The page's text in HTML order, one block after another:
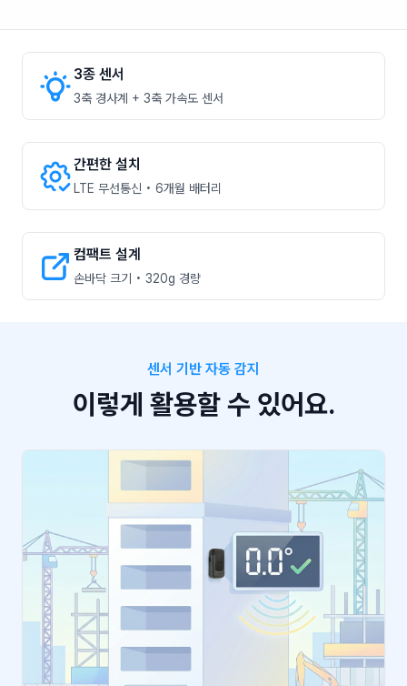
3종 센서
3축 경사계 + 3축 가속도 센서
간편한 설치
LTE 무선통신 • 6개월 배터리
컴팩트 설계
손바닥 크기 • 320g 경량
센서 기반 자동 감지
이렇게 활용할 수 있어요.